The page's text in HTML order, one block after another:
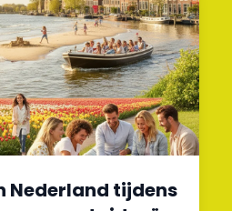
Nederland tijdens